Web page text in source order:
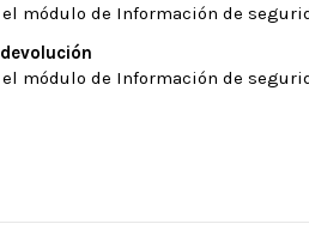
módulo de Información de
módulo de Información de